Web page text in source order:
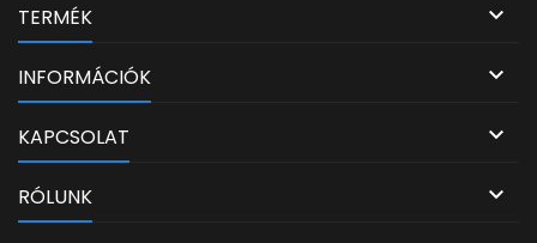
TERMÉK 
INFORMÁCIÓK 
KAPCSOLAT 
RÓLUNK 